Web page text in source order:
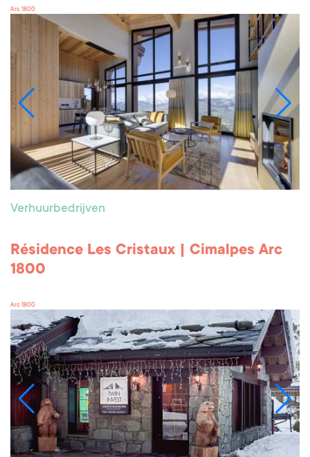
Arc 1800
Verhuurbedrijven
Résidence Les Cristaux | Cimalpes Arc
1800
Arc 1800